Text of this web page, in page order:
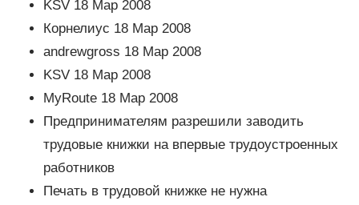
KSV 18 Мар 2008
Корнелиус 18 Мар 2008
andrewgross 18 Мар 2008
KSV 18 Мар 2008
MyRoute 18 Мар 2008
Предпринимателям разрешили заводить
трудовые книжки на впервые трудоустроенных
работников
Печать в трудовой книжке не нужна